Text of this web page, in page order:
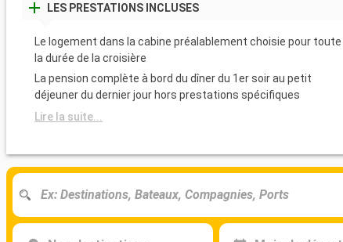
LES PRESTATIONS INCLUSES
Le logement dans la cabine préalablement choisie pour toute
la durée de la croisière
La pension complète à bord du dîner du 1er soir au petit
déjeuner du dernier jour hors prestations spécifiques
Lire la suite...